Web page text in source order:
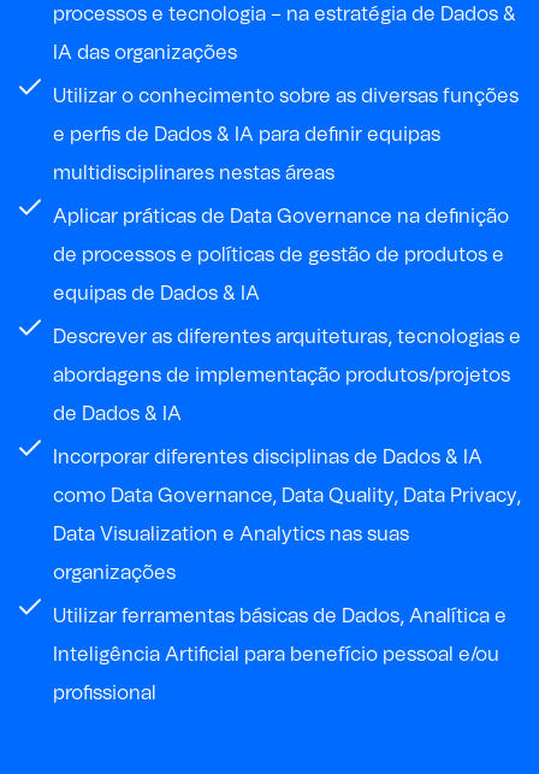
processos e tecnologia – na estratégia de Dados &
IA das organizações
Utilizar o conhecimento sobre as diversas funções
e perfis de Dados & IA para definir equipas
multidisciplinares nestas áreas
Aplicar práticas de Data Governance na definição
de processos e políticas de gestão de produtos e
equipas de Dados & IA
Descrever as diferentes arquiteturas, tecnologias e
abordagens de implementação produtos/projetos
de Dados & IA
Incorporar diferentes disciplinas de Dados & IA
como Data Governance, Data Quality, Data Privacy,
Data Visualization e Analytics nas suas
organizações
Utilizar ferramentas básicas de Dados, Analítica e
Inteligência Artificial para benefício pessoal e/ou
profissional